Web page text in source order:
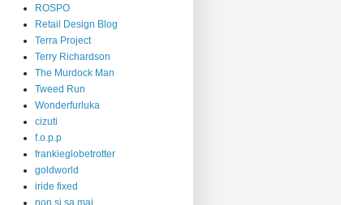
ROSPO
Retail Design Blog
Terra Project
Terry Richardson
The Murdock Man
Tweed Run
Wonderfurluka
cizuti
f.o.p.p
frankieglobetrotter
goldworld
iride fixed
non si sa mai